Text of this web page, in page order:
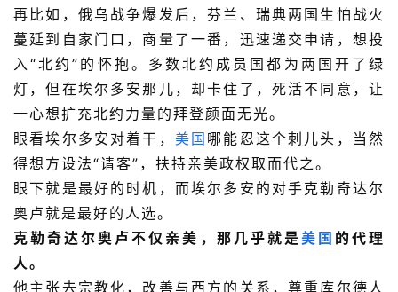
再比如，俄乌战争爆发后，芬兰、瑞典两国生怕战火
蔓延到自家门口，商量了一番，迅速递交申请，想投
入“北约”的怀抱。多数北约成员国都为两国开了绿
灯，但在埃尔多安那儿，却卡住了，死活不同意，让
一心想扩充北约力量的拜登颜面无光。
眼看埃尔多安对着干， 美国 哪能忍这个刺儿头，当然
得想方设法“请客”，扶持亲美政权取而代之。
眼下就是最好的时机，而埃尔多安的对手克勒奇达尔
奥卢就是最好的人选。
克勒奇达尔奥卢不仅亲美，那几乎就是美国 的代理
人。
他主张去宗教化，改善与西方的关系，尊重库尔德人